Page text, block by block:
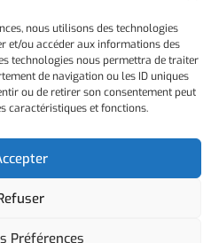
nous utilisons des technologies
et/ou accéder aux informations des
technologies nous permettra de traiter
de navigation ou les ID uniques
ou de retirer son consentement peut
caractéristiques et fonctions.
Préférences
Pour Ne Manquer Aucune De
Offres
Ok
Flocker • Website By Elixir Lab